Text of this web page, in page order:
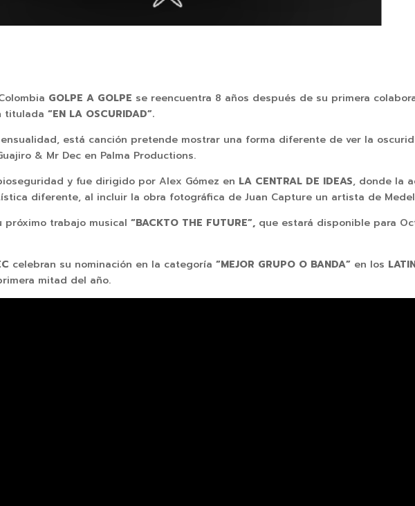
GOLPE A GOLPE se reencuentra 8 años después de su primera
titulada“EN LA OSCURIDAD”.
está canción pretende mostrar una forma diferente de ver la
& Mr Dec en Palma Productions.
y fue dirigido por Alex Gómez en LA CENTRAL DE IDEAS, donde la
diferente, al incluir la obra fotográfica de Juan Capture un artista de
próximo trabajo musical“BACKTO THE FUTURE”, que estará disponible para
celebran su nominación en la categoría“MEJOR GRUPO O BANDA” en los
mitad del año.